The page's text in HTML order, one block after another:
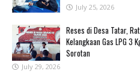
July 25, 2026
Reses di Desa Tatar,
Kelangkaan Gas LPG 3
Sorotan
July 29, 2026